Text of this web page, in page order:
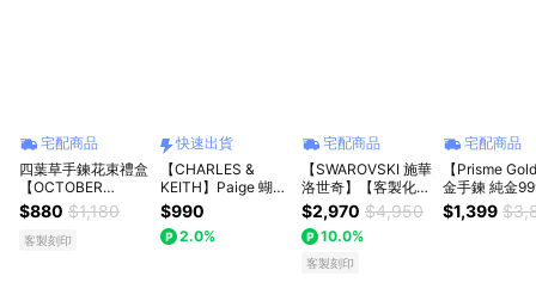
宅配商品
四葉草手鍊花束禮盒
【OCTOBER
16Th】開運 生日禮
物 閨蜜禮物 情人節
禮物 女友禮物 交換
$880 $1,180
客製刻印
快速出貨
【CHARLES &
KEITH】Paige 蝴蝶
結手鍊｜夏季新品｜
快速出貨｜小CK
$990
2.0%
宅配商品
【SWAROVSKI 施華
洛世奇】【客製化卡
片】Lifelong Heart
永恆心動 心形手鐲
白色 多種金屬潤飾 |
生日禮物 | 畢業禮物
| 情人節禮物
$2,970 $4,950
10.0%
客製刻印
宅配商品
【Prisme
金手鍊 純金
玫瑰 優雅珍珠
(金重：約
$1,399